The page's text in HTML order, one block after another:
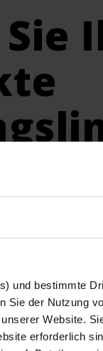
und bestimmte
Sie der Nutzung
Website.
erforderlich
Sie
folgenden